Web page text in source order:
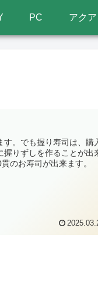
PC アク
。でも握り寿司は、購
握りずしを作ることが出
のお寿司が出来ます。